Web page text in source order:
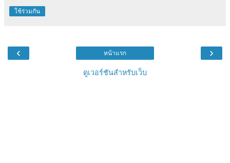
ใช้ร่วมกัน
‹ ›
หน้าแรก
ดูเวอร์ชันสำหรับเว็บ